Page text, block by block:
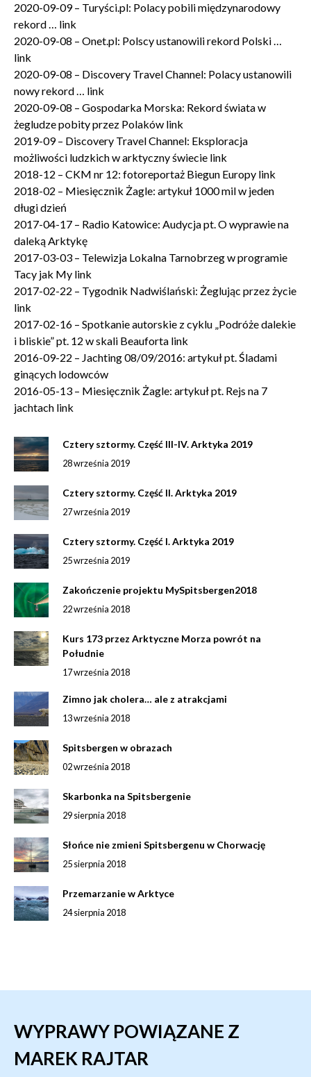
2020-09-09 – Turyści.pl: Polacy pobili międzynarodowy
rekord … link
2020-09-08 – Onet.pl: Polscy ustanowili rekord Polski …
link
2020-09-08 – Discovery Travel Channel: Polacy ustanowili
nowy rekord … link
2020-09-08 – Gospodarka Morska: Rekord świata w
żegludze pobity przez Polaków link
2019-09 – Discovery Travel Channel: Eksploracja
możliwości ludzkich w arktyczny świecie link
2018-12 – CKM nr 12: fotoreportaż Biegun Europy link
2018-02 – Miesięcznik Żagle: artykuł 1000 mil w jeden
długi dzień
2017-04-17 – Radio Katowice: Audycja pt. O wyprawie na
daleką Arktykę
2017-03-03 – Telewizja Lokalna Tarnobrzeg w programie
Tacy jak My link
2017-02-22 – Tygodnik Nadwiślański: Żeglując przez życie
link
2017-02-16 – Spotkanie autorskie z cyklu „Podróże dalekie
i bliskie” pt. 12 w skali Beauforta link
2016-09-22 – Jachting 08/09/2016: artykuł pt. Śladami
ginących lodowców
2016-05-13 – Miesięcznik Żagle: artykuł pt. Rejs na 7
jachtach link
Cztery sztormy. Część III-IV. Arktyka 2019
28 września 2019
Cztery sztormy. Część II. Arktyka 2019
27 września 2019
Cztery sztormy. Część I. Arktyka 2019
25 września 2019
Zakończenie projektu MySpitsbergen2018
22 września 2018
Kurs 173 przez Arktyczne Morza powrót na
Południe
17 września 2018
Zimno jak cholera… ale z atrakcjami
13 września 2018
Spitsbergen w obrazach
02 września 2018
Skarbonka na Spitsbergenie
29 sierpnia 2018
Słońce nie zmieni Spitsbergenu w Chorwację
25 sierpnia 2018
Przemarzanie w Arktyce
24 sierpnia 2018
WYPRAWY POWIĄZANE Z
MAREK RAJTAR